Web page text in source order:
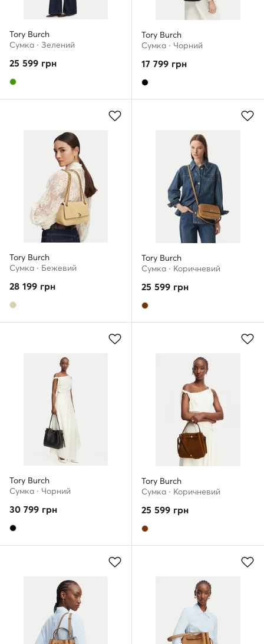
Tory Burch
Сумка · Зелений
25 599 грн
Tory Burch
Сумка · Чорний
17 799 грн
Tory Burch
Сумка · Бежевий
28 199 грн
Tory Burch
Сумка · Коричневий
25 599 грн
Tory Burch
Сумка · Чорний
30 799 грн
Tory Burch
Сумка · Коричневий
25 599 грн